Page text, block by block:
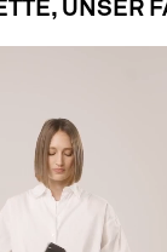
UNSER